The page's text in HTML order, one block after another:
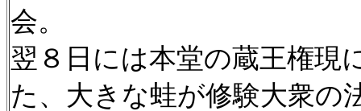
会。
翌８日には本堂の蔵王権現
た、大きな蛙が修験大衆の